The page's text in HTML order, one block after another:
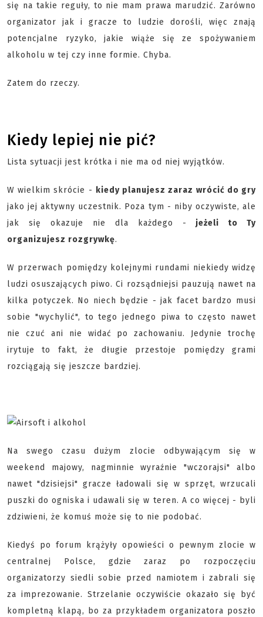
się na takie reguły, to nie mam prawa marudzić. Zarówno
organizator jak i gracze to ludzie dorośli, więc znają
potencjalne ryzyko, jakie wiąże się ze spożywaniem
alkoholu w tej czy inne formie. Chyba.
Zatem do rzeczy.
Kiedy lepiej nie pić?
Lista sytuacji jest krótka i nie ma od niej wyjątków.
W wielkim skrócie - kiedy planujesz zaraz wrócić do gry
jako jej aktywny uczestnik. Poza tym - niby oczywiste, ale
jak się okazuje nie dla każdego -
jeżeli to Ty
organizujesz rozgrywkę.
W przerwach pomiędzy kolejnymi rundami niekiedy widzę
ludzi osuszających piwo. Ci rozsądniejsi pauzują nawet na
kilka potyczek. No niech będzie - jak facet bardzo musi
sobie "wychylić", to tego jednego piwa to często nawet
nie czuć ani nie widać po zachowaniu. Jedynie trochę
irytuje to fakt, że długie przestoje pomiędzy grami
rozciągają się jeszcze bardziej.
Na swego czasu dużym zlocie odbywającym się w
weekend majowy, nagminnie wyraźnie "wczorajsi" albo
nawet "dzisiejsi" gracze ładowali się w sprzęt, wrzucali
puszki do ogniska i udawali się w teren. A co więcej - byli
zdziwieni, że komuś może się to nie podobać.
Kiedyś po forum krążyły opowieści o pewnym zlocie w
centralnej Polsce, gdzie zaraz po rozpoczęciu
organizatorzy siedli sobie przed namiotem i zabrali się
za imprezowanie. Strzelanie oczywiście okazało się być
kompletną klapą, bo za przykładem organizatora poszło